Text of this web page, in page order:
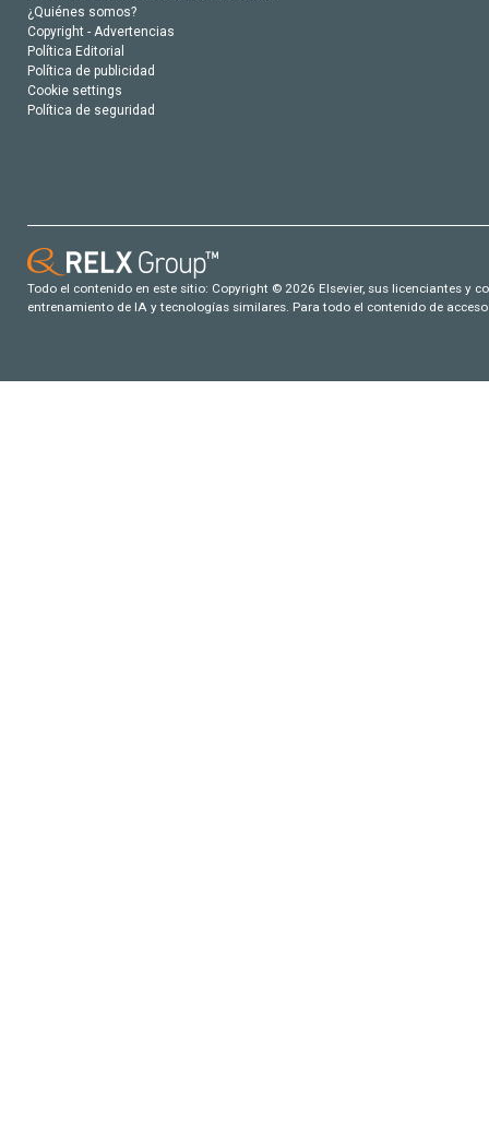
¿Quiénes somos?
Copyright - Advertencias
Política Editorial
Política de publicidad
Cookie settings
Política de seguridad
Todo el contenido en este sitio: Copyright © 2026 Elsevier, sus licenciantes y
entrenamiento de IA y tecnologías similares. Para todo el contenido de